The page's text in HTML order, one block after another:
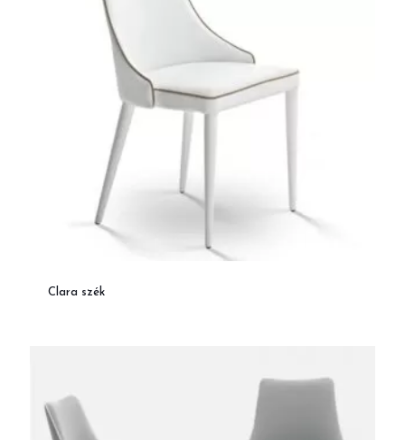
Clara szék